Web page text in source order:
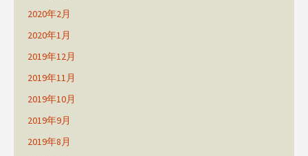
2020年2月
2020年1月
2019年12月
2019年11月
2019年10月
2019年9月
2019年8月